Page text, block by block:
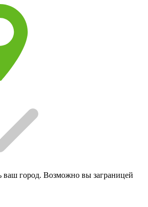
ваш город. Возможно вы заграницей